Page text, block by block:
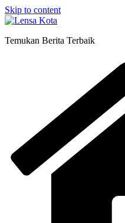
Skip to content
Temukan Berita Terbaik